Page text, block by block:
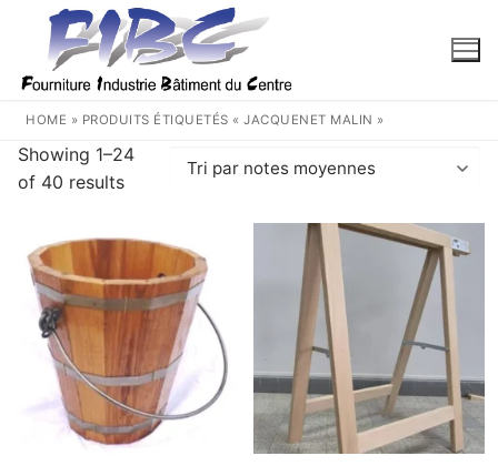
contenu
HOME » PRODUITS ÉTIQUETÉS « JACQUENET MALIN »
Showing 1–24
of 40 results
Trié
moyenne